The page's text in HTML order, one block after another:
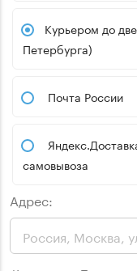
Курьером до двери (для Москвы и
Петербурга)
Почта России
самовывоза
Адрес: